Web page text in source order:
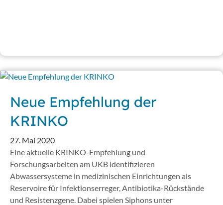
Neue Empfehlung der
KRINKO
27. Mai 2020
Eine aktuelle KRINKO-Empfehlung und
Forschungsarbeiten am UKB identifizieren
Abwassersysteme in medizinischen Einrichtungen als
Reservoire für Infektionserreger, Antibiotika-Rückstände
und Resistenzgene. Dabei spielen Siphons unter